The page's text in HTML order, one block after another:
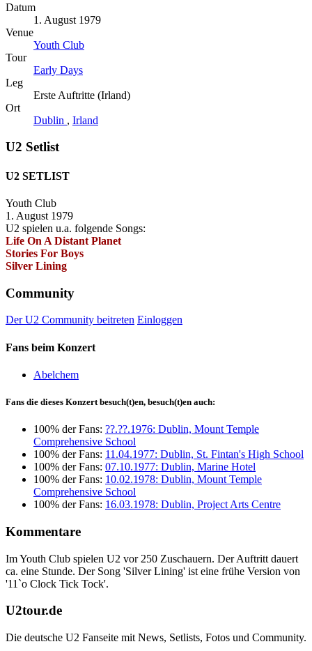
Datum
1. August 1979
Venue
Youth Club
Tour
Early Days
Leg
Erste Auftritte (Irland)
Ort
Dublin , Irland
U2 Setlist
U2 SETLIST
Youth Club
1. August 1979
U2 spielen u.a. folgende Songs:
Life On A Distant Planet
Stories For Boys
Silver Lining
Community
Der U2 Community beitreten Einloggen
Fans beim Konzert
Abelchem
Fans die dieses Konzert besuch(t)en, besuch(t)en auch:
100% der Fans: ??.??.1976: Dublin, Mount Temple
Comprehensive School
100% der Fans: 11.04.1977: Dublin, St. Fintan's High School
100% der Fans: 07.10.1977: Dublin, Marine Hotel
100% der Fans: 10.02.1978: Dublin, Mount Temple
Comprehensive School
100% der Fans: 16.03.1978: Dublin, Project Arts Centre
Kommentare
Im Youth Club spielen U2 vor 250 Zuschauern. Der Auftritt dauert
ca. eine Stunde. Der Song 'Silver Lining' ist eine frühe Version von
'11`o Clock Tick Tock'.
U2tour.de
Die deutsche U2 Fanseite mit News, Setlists, Fotos und Community.